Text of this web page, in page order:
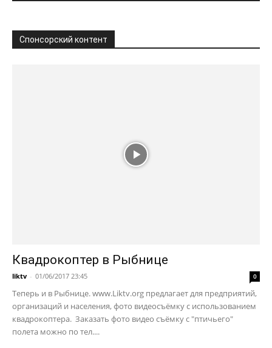
Спонсорский контент
Квадрокоптер в Рыбнице
liktv - 01/06/2017 23:45 0
Теперь и в Рыбнице. www.Liktv.org предлагает для предприятий,
организаций и населения, фото видеосъёмку с использованием
квадрокоптера. Заказать фото видео съёмку с "птичьего"
полета можно по тел....